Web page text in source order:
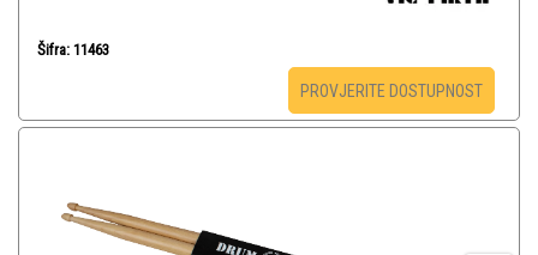
Šifra: 11463
PROVJERITE DOSTUPNOST